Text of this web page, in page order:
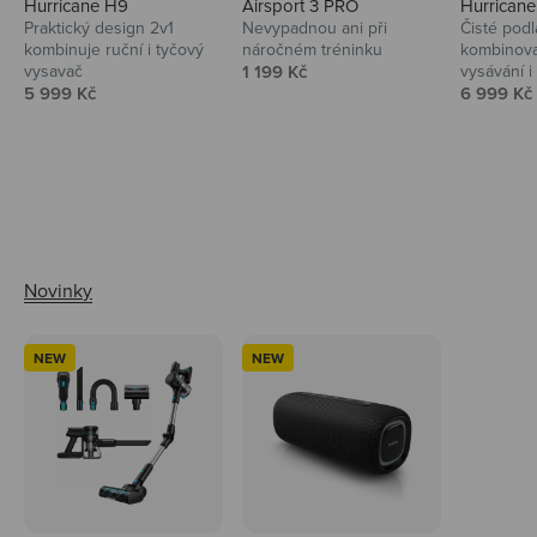
Hurricane H9
Praktický design 2v1
kombinuje ruční i tyčový
vysavač
Prodejní cena
5 999 Kč
Airsport 3 PRO
Nevypadnou ani při
náročném tréninku
Prodejní cena
1 199 Kč
Čisté
vysávání
Prodejní
6 999 Kč
NEW NEW